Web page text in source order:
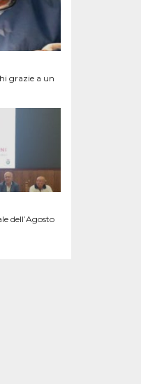
grazie a un
dell’Agosto